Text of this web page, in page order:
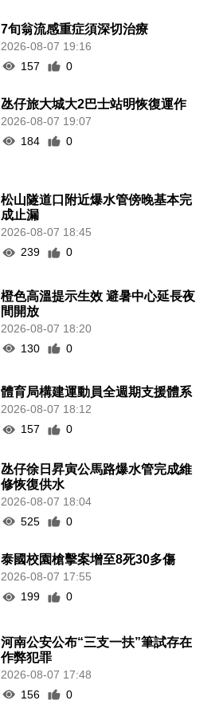
7旬翁流感重症須深切治療
2026-08-07 19:16
157
0
氹仔旅大城大2巴士站明恢復運作
2026-08-07 19:07
184
0
松山隧道口附近爆水管傍晚基本完
成止漏
2026-08-07 18:45
239
0
橙色高溫提示生效 避暑中心延長夜
間開放
2026-08-07 18:20
130
0
體育局構建運動員全週期支援體系
2026-08-07 18:12
157
0
氹仔徐日昇寅公馬路爆水管完成維
修恢復供水
2026-08-07 18:04
525
0
泰國校園槍擊案增至8死30多傷
2026-08-07 17:55
199
0
河南公安公布“三支一扶”筆試存在
作弊犯罪
2026-08-07 17:48
156
0